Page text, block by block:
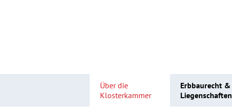
Über die
Klosterkammer
Erbbaurecht &
Liegenschaften